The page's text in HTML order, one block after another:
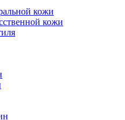
кожи
кожи